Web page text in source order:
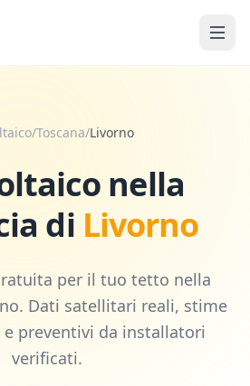
/Toscana/Livorno
nella
di Livorno
per il tuo tetto nella
. Dati satellitari reali, stime
e preventivi da installatori
verificati.